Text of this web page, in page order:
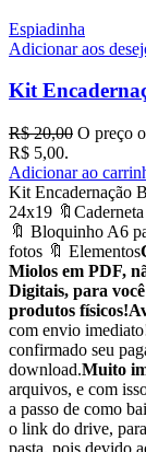
Espiadinha
Adicionar aos
Kit
R$20,00 O preço
R$ 5,00.
Adicionar ao
Kit Encadernação
24x19
🔖 Bloquinho A6
fotos 🔖 Elementos
Miolos em PDF,
Digitais, para
produtos físicos!
com envio
confirmado seu
download.Muito
arquivos, e com
a passo de como
o link do drive,
pasta, pois devido